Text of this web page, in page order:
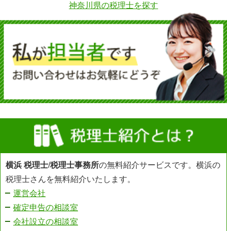
神奈川県の税理士を探す
横浜 税理士/税理士事務所の無料紹介サービスです。横浜の
税理士さんを無料紹介いたします。
運営会社
確定申告の相談室
会社設立の相談室